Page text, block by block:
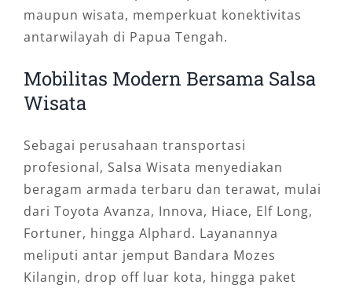
maupun wisata, memperkuat konektivitas
antarwilayah di Papua Tengah.
Mobilitas Modern Bersama Salsa
Wisata
Sebagai perusahaan transportasi
profesional, Salsa Wisata menyediakan
beragam armada terbaru dan terawat, mulai
dari Toyota Avanza, Innova, Hiace, Elf Long,
Fortuner, hingga Alphard. Layanannya
meliputi antar jemput Bandara Mozes
Kilangin, drop off luar kota, hingga paket